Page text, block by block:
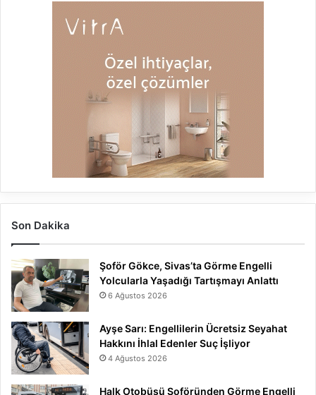
Son Dakika
Şoför Gökce, Sivas’ta Görme Engelli
Yolcularla Yaşadığı Tartışmayı Anlattı
6 Ağustos 2026
Ayşe Sarı: Engellilerin Ücretsiz Seyahat
Hakkını İhlal Edenler Suç İşliyor
4 Ağustos 2026
Halk Otobüsü Şoföründen Görme Engelli